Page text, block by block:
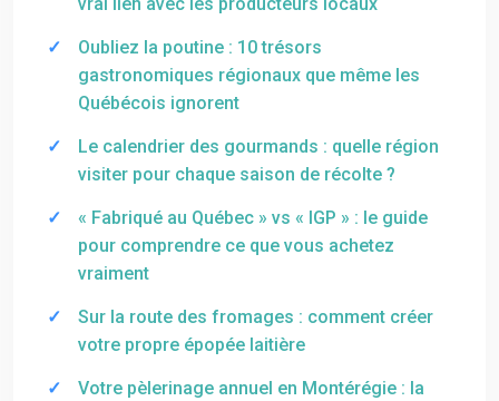
Oubliez la poutine : 10 trésors
gastronomiques régionaux que même les
Québécois ignorent
Le calendrier des gourmands : quelle région
visiter pour chaque saison de récolte ?
« Fabriqué au Québec » vs « IGP » : le guide
pour comprendre ce que vous achetez
vraiment
Sur la route des fromages : comment créer
votre propre épopée laitière
Votre pèlerinage annuel en Montérégie : la